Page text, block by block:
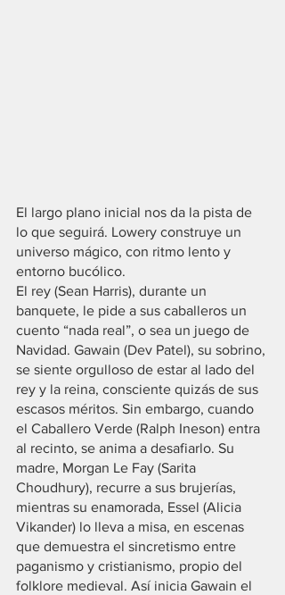
El largo plano inicial nos da la pista de
lo que seguirá. Lowery construye un
universo mágico, con ritmo lento y
entorno bucólico.
El rey (Sean Harris), durante un
banquete, le pide a sus caballeros un
cuento “nada real”, o sea un juego de
Navidad. Gawain (Dev Patel), su sobrino,
se siente orgulloso de estar al lado del
rey y la reina, consciente quizás de sus
escasos méritos. Sin embargo, cuando
el Caballero Verde (Ralph Ineson) entra
al recinto, se anima a desafiarlo. Su
madre, Morgan Le Fay (Sarita
Choudhury), recurre a sus brujerías,
mientras su enamorada, Essel (Alicia
Vikander) lo lleva a misa, en escenas
que demuestra el sincretismo entre
paganismo y cristianismo, propio del
folklore medieval. Así inicia Gawain el